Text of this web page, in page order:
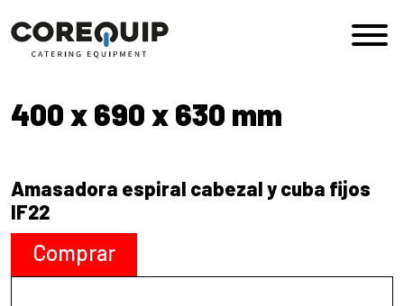
Navegación principal
400 x 690 x 630 mm
Amasadora espiral cabezal y cuba fijos
IF22
Comprar